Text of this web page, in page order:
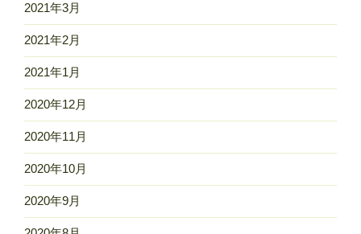
2021年3月
2021年2月
2021年1月
2020年12月
2020年11月
2020年10月
2020年9月